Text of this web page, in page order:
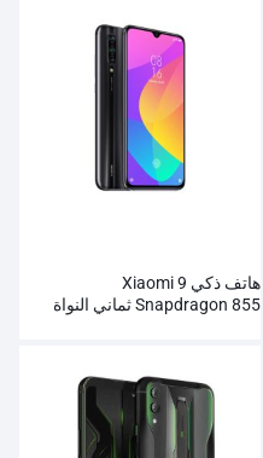
هاتف ذكي Xiaomi 9
Snapdragon 855 ثماني النواة